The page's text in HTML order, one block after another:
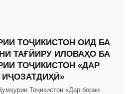
ТОҶИКИСТОН ОИД БА
ТАҒЙИРУ ИЛОВАҲО БА
ТОҶИКИСТОН «ДАР
Тоҷикистон «Дар бораи